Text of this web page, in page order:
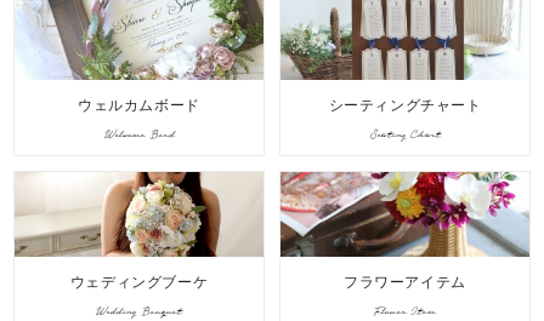
ウェルカムボード
Welcome Bord
シーティングチャート
Seating Chart
ウェディングブーケ
Wedding Bouquet
フラワーアイテム
Flower Item